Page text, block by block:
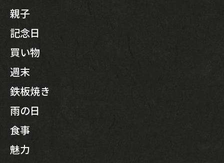
親子
記念日
買い物
週末
鉄板焼き
雨の日
食事
魅力